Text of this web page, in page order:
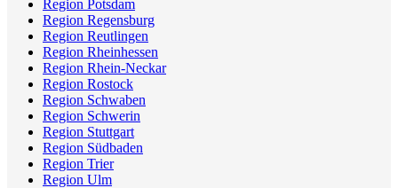
Region Potsdam
Region Regensburg
Region Reutlingen
Region Rheinhessen
Region Rhein-Neckar
Region Rostock
Region Schwaben
Region Schwerin
Region Stuttgart
Region Südbaden
Region Trier
Region Ulm